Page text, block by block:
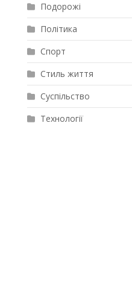
Подорожі
Політика
Спорт
Стиль життя
Суспільство
Технології